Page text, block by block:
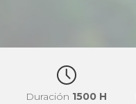
Duración 1500 H